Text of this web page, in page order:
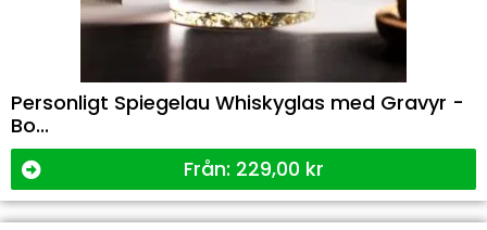
Personligt Spiegelau Whiskyglas med Gravyr -
Bo...
Från: 229,00 kr